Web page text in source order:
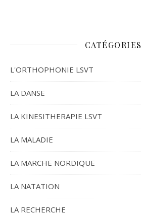
CATÉGORIES
L'ORTHOPHONIE LSVT
LA DANSE
LA KINESITHERAPIE LSVT
LA MALADIE
LA MARCHE NORDIQUE
LA NATATION
LA RECHERCHE